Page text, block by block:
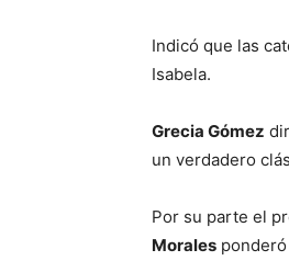
Indicó que las
Isabela.
Grecia Gómez
un verdadero
Por su parte el
Morales